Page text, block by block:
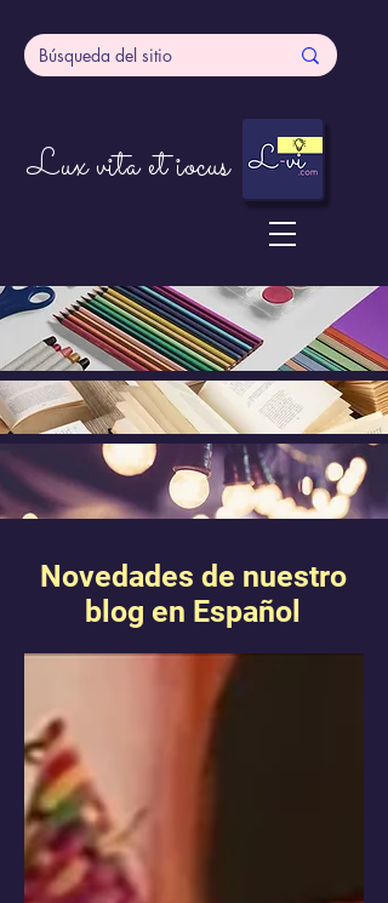
Lux vita et iocus
Novedades de nuestro
blog en Español